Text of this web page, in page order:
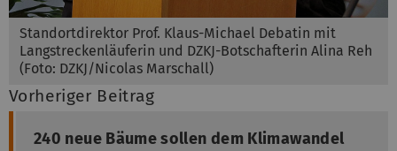
Standortdirektor Prof. Klaus-Michael Debatin mit
Langstreckenläuferin und DZKJ-Botschafterin Alina Reh
(Foto: DZKJ/Nicolas Marschall)
Vorheriger Beitrag
240 neue Bäume sollen dem Klimawandel